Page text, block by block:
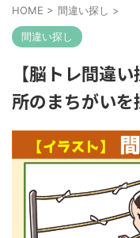
HOME > 間違い探し >
間違い探し
【脳トレ間違
所のまちがいを